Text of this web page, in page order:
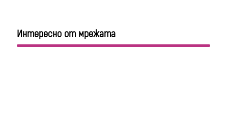
Интересно от мрежата